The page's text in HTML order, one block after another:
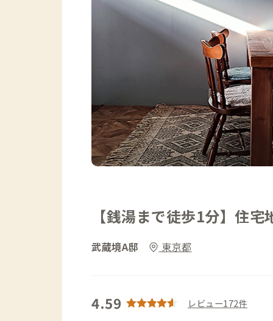
【銭湯まで徒歩1分】住
武蔵境A邸 東京都
4.59 レビュー172件